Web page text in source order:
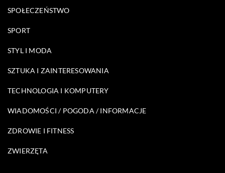
SPOŁECZEŃSTWO
SPORT
STYL I MODA
SZTUKA I ZAINTERESOWANIA
TECHNOLOGIA I KOMPUTERY
WIADOMOŚCI / POGODA / INFORMACJE
ZDROWIE I FITNESS
ZWIERZĘTA